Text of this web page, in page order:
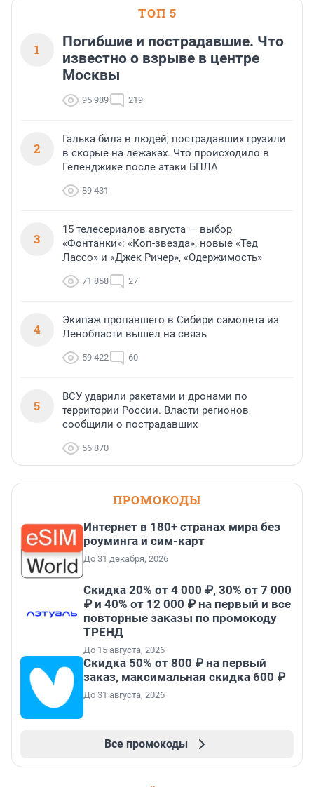
ТОП 5
1
Погибшие и пострадавшие. Что
известно о взрыве в центре
Москвы
95 989 219
2
Галька била в людей, пострадавших грузили
в скорые на лежаках. Что происходило в
Геленджике после атаки БПЛА
89 431
3
15 телесериалов августа — выбор
«Фонтанки»: «Коп-звезда», новые «Тед
Лассо» и «Джек Ричер», «Одержимость»
71 858 27
4
Экипаж пропавшего в Сибири самолета из
Ленобласти вышел на связь
59 422 60
5
ВСУ ударили ракетами и дронами по
территории России. Власти регионов
сообщили о пострадавших
56 870
ПРОМОКОДЫ
Интернет в 180+ странах мира без
роуминга и сим-карт
До 31 декабря, 2026
Скидка 20% от 4 000 ₽, 30% от 7 000
₽ и 40% от 12 000 ₽ на первый и все
повторные заказы по промокоду
ТРЕНД
До 15 августа, 2026
Скидка 50% от 800 ₽ на первый
заказ, максимальная скидка 600 ₽
До 31 августа, 2026
Все промокоды